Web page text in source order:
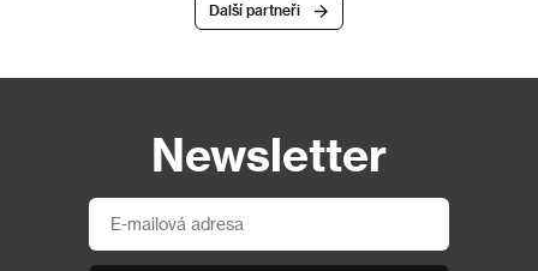
Další partneři
Newsletter